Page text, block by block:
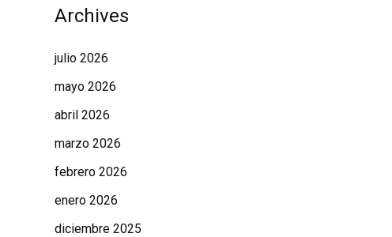
Archives
julio 2026
mayo 2026
abril 2026
marzo 2026
febrero 2026
enero 2026
diciembre 2025